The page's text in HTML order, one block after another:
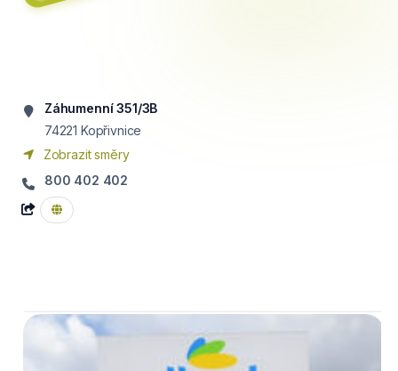
Záhumenní 351/3B
74221 Kopřivnice
Zobrazit směry
800 402 402